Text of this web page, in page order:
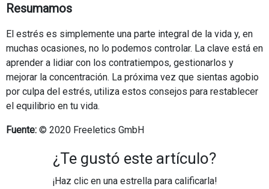
Resumamos
El estrés es simplemente una parte integral de la vida y, en
muchas ocasiones, no lo podemos controlar. La clave está en
aprender a lidiar con los contratiempos, gestionarlos y
mejorar la concentración. La próxima vez que sientas agobio
por culpa del estrés, utiliza estos consejos para restablecer
el equilibrio en tu vida.
Fuente: © 2020 Freeletics GmbH
¿Te gustó este artículo?
¡Haz clic en una estrella para calificarla!